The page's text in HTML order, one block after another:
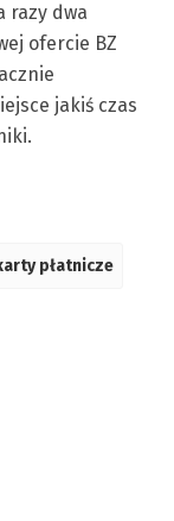
razy dwa
ofercie BZ
jakiś czas
płatnicze